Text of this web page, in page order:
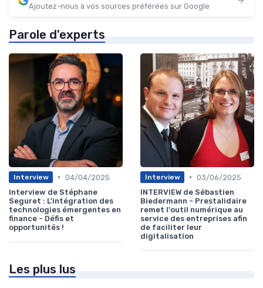
Ajoutez-nous à vos sources préférées sur Google
Parole d'experts
Interview • 04/04/2025
Interview de Stéphane
Seguret : L'intégration des
technologies émergentes en
finance - Défis et
opportunités !
Interview • 03/06/2025
INTERVIEW de Sébastien
Biedermann - Prestalidaire
remet l'outil numérique au
service des entreprises afin
de faciliter leur
digitalisation
Les plus lus